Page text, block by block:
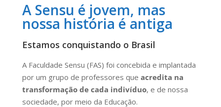
A Sensu é jovem, mas
nossa história é antiga
Estamos conquistando o Brasil
A Faculdade Sensu (FAS) foi concebida e implantada
por um grupo de professores que acredita na
transformação de cada indivíduo, e de nossa
sociedade, por meio da Educação.